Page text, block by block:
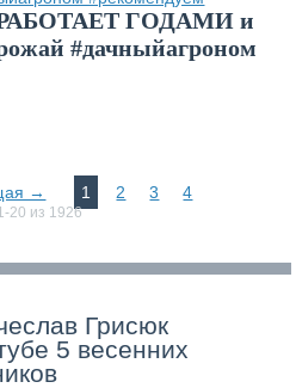
РАБОТАЕТ ГОДАМИ и
#дачныйагроном
→ 1 2 3
4
20 из 1926
Грисюк
5 весенних